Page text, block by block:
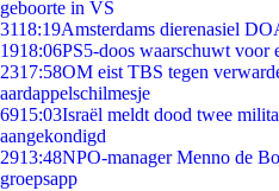
geboorte in VS
3118:19Amsterdams dierenasiel
1918:06PS5-doos waarschuwt voor
2317:58OM eist TBS tegen
aardappelschilmesje
6915:03Israël meldt dood twee
aangekondigd
2913:48NPO-manager Menno de
groepsapp